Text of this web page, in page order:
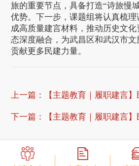
旅的重要节点，具备打造“诗旅慢
优势。下一步，课题组将认真梳
成高质量建言材料，推动历史文
态深度融合，为武昌区和武汉市
贡献更多民建力量。
上一篇： 【主题教育｜履职建言
下一篇： 【主题教育｜履职建言